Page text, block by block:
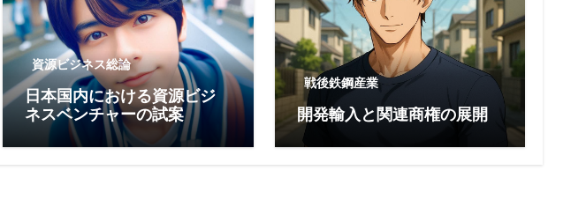
資源ビジネス総論
日本国内における資源ビジ
ネスベンチャーの試案
戦後鉄鋼産業
開発輸入と関連商権の展開